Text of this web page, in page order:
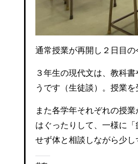
通常授業が再開し２日目
３年生の現代文は、教科
うです（生徒談）。授業
また各学年それぞれの授
はぐったりして、一様に
せず体と相談しながら少し